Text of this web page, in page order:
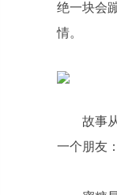
绝一块会
情。
故事
一个朋友